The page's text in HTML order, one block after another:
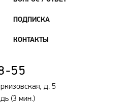
ПОДПИСКА
КОНТАКТЫ
55
д. 5
(3 мин.)